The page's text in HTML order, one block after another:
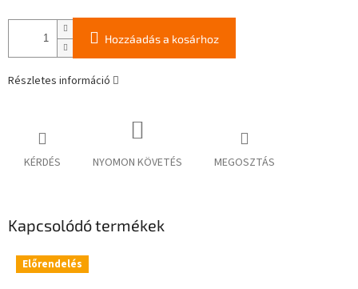
Hozzáadás a kosárhoz
Részletes információ
KÉRDÉS NYOMON KÖVETÉS MEGOSZTÁS
Kapcsolódó termékek
Előrendelés